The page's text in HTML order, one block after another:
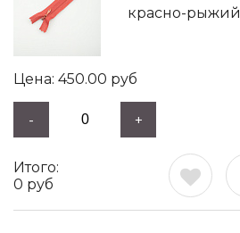
красно-рыжий
450.00 руб
- +
0 руб